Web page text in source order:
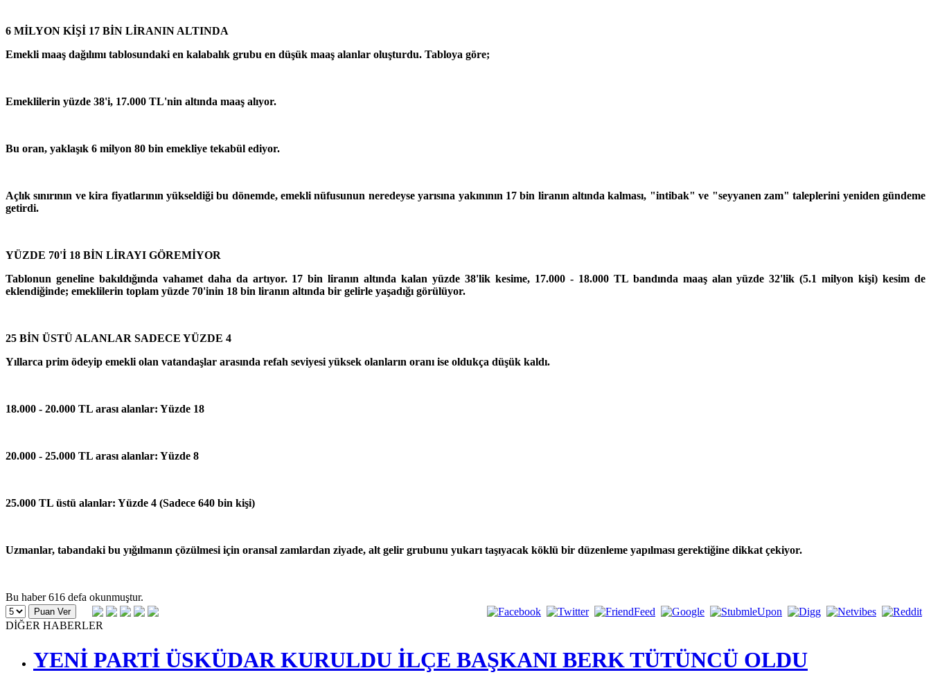
6 MİLYON KİŞİ 17 BİN LİRANIN ALTINDA
Emekli maaş dağılımı tablosundaki en kalabalık grubu en düşük maaş alanlar oluşturdu. Tabloya göre;
Emeklilerin yüzde 38'i, 17.000 TL'nin altında maaş alıyor.
Bu oran, yaklaşık 6 milyon 80 bin emekliye tekabül ediyor.
Açlık sınırının ve kira fiyatlarının yükseldiği bu dönemde, emekli nüfusunun neredeyse yarısına yakınının 17 bin liranın altında kalması, "intibak" ve "seyyanen zam" taleplerini yeniden gündeme
getirdi.
YÜZDE 70'İ 18 BİN LİRAYI GÖREMİYOR
Tablonun geneline bakıldığında vahamet daha da artıyor. 17 bin liranın altında kalan yüzde 38'lik kesime, 17.000 - 18.000 TL bandında maaş alan yüzde 32'lik (5.1 milyon kişi) kesim de
eklendiğinde; emeklilerin toplam yüzde 70'inin 18 bin liranın altında bir gelirle yaşadığı görülüyor.
25 BİN ÜSTÜ ALANLAR SADECE YÜZDE 4
Yıllarca prim ödeyip emekli olan vatandaşlar arasında refah seviyesi yüksek olanların oranı ise oldukça düşük kaldı.
18.000 - 20.000 TL arası alanlar: Yüzde 18
20.000 - 25.000 TL arası alanlar: Yüzde 8
25.000 TL üstü alanlar: Yüzde 4 (Sadece 640 bin kişi)
Uzmanlar, tabandaki bu yığılmanın çözülmesi için oransal zamlardan ziyade, alt gelir grubunu yukarı taşıyacak köklü bir düzenleme yapılması gerektiğine dikkat çekiyor.
Bu haber 616 defa okunmuştur.
DİĞER HABERLER
YENİ PARTİ ÜSKÜDAR KURULDU İLÇE BAŞKANI BERK TÜTÜNCÜ OLDU